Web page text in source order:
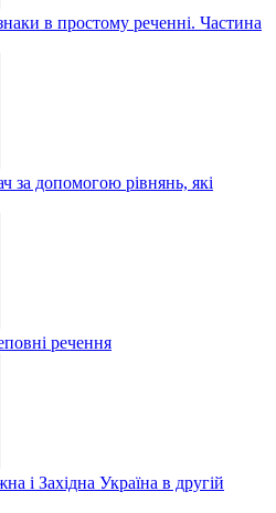
в простому реченні. Частина
за допомогою рівнянь, які
речення
і Західна Україна в другій